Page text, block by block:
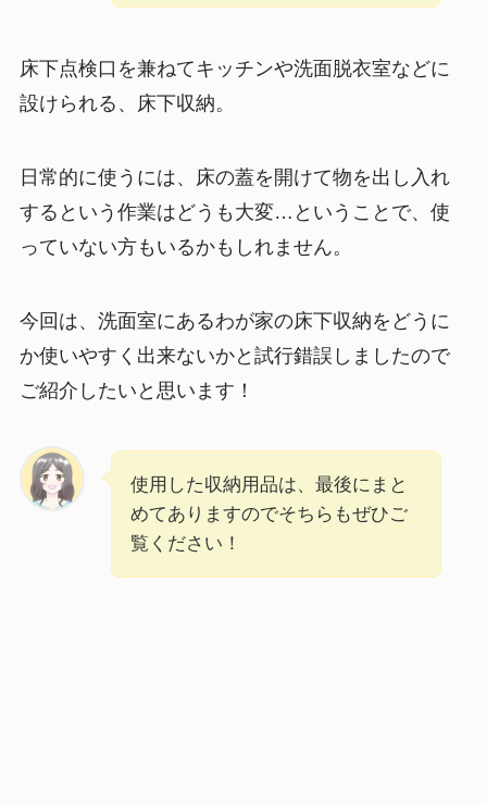
床下点検口を兼ねてキッチンや洗面脱衣室などに
設けられる、床下収納。
日常的に使うには、床の蓋を開けて物を出し入れ
するという作業はどうも大変…ということで、使
っていない方もいるかもしれません。
今回は、洗面室にあるわが家の床下収納をどうに
か使いやすく出来ないかと試行錯誤しましたので
ご紹介したいと思います！
使用した収納用品は、最後にまと
めてありますのでそちらもぜひご
覧ください！